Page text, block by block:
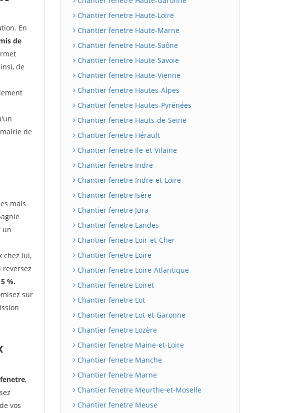
En
de
de
de
mais
un
chez lui,
%.
sur
,
vos
Chantier fenetre Haute-Loire
Chantier fenetre Haute-Marne
Chantier fenetre Haute-Saône
Chantier fenetre Haute-Savoie
Chantier fenetre Haute-Vienne
Chantier fenetre Hautes-Alpes
Chantier fenetre Hautes-Pyrénées
Chantier fenetre Hauts-de-Seine
Chantier fenetre Hérault
Chantier fenetre Ile-et-Vilaine
Chantier fenetre Indre
Chantier fenetre Indre-et-Loire
Chantier fenetre Isère
Chantier fenetre Jura
Chantier fenetre Landes
Chantier fenetre Loir-et-Cher
Chantier fenetre Loire
Chantier fenetre Loire-Atlantique
Chantier fenetre Loiret
Chantier fenetre Lot
Chantier fenetre Lot-et-Garonne
Chantier fenetre Lozère
Chantier fenetre Maine-et-Loire
Chantier fenetre Manche
Chantier fenetre Marne
Chantier fenetre Meurthe-et-Moselle
Chantier fenetre Meuse